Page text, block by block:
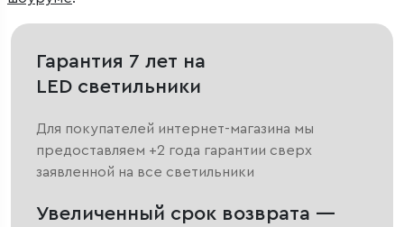
Гарантия 7 лет на
LED светильники
Для покупателей интернет-магазина мы
предоставляем +2 года гарантии сверх
заявленной на все светильники
Увеличенный срок возврата —